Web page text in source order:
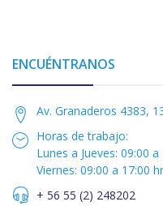
ENCUÉNTRANOS
Av. Granaderos 4383,
Horas de trabajo:
Lunes a Jueves: 09:00 a
Viernes: 09:00 a 17:00
+ 56 55 (2) 248202